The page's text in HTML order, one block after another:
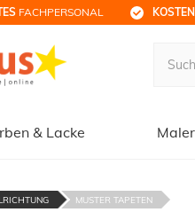
FACHPERSONAL
& Lacke
MUSTER TAPETEN